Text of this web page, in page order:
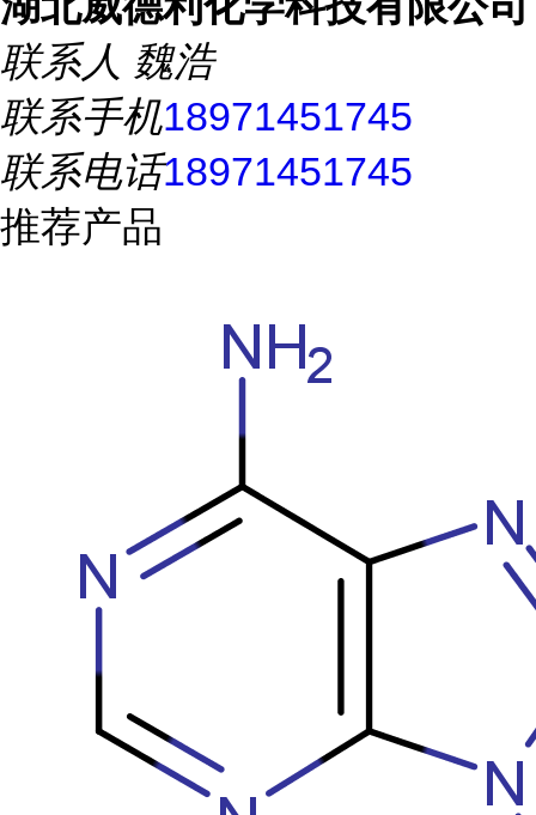
联系人 魏浩
联系手机18971451745
联系电话18971451745
推荐产品